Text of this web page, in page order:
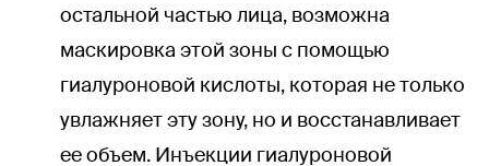
остальной частью лица, возможна
маскировка этой зоны с помощью
гиалуроновой кислоты, которая не только
увлажняет эту зону, но и восстанавливает
ее объем. Инъекции гиалуроновой